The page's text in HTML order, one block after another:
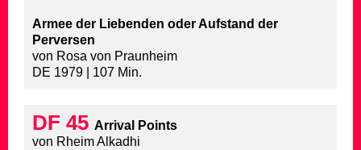
Armee der Liebenden oder Aufstand der
Perversen
von Rosa von Praunheim
DE 1979 | 107 Min.
DF 45 Arrival Points
von Rheim Alkadhi